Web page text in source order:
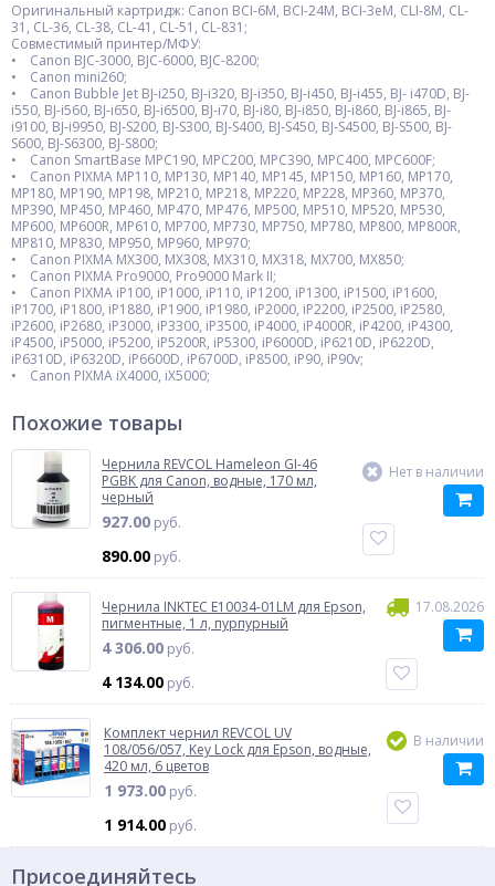
Оригинальный картридж: Canon BCI-6M, BCI-24M, BCI-3eM, CLI-8M, CL-
31, CL-36, CL-38, CL-41, CL-51, CL-831;
Совместимый принтер/МФУ:
• Canon BJC-3000, BJC-6000, BJC-8200;
• Canon mini260;
• Canon Bubble Jet BJ-i250, BJ-i320, BJ-i350, BJ-i450, BJ-i455, BJ- i470D, BJ-
i550, BJ-i560, BJ-i650, BJ-i6500, BJ-i70, BJ-i80, BJ-i850, BJ-i860, BJ-i865, BJ-
i9100, BJ-i9950, BJ-S200, BJ-S300, BJ-S400, BJ-S450, BJ-S4500, BJ-S500, BJ-
S600, BJ-S6300, BJ-S800;
• Canon SmartBase MPC190, MPC200, MPC390, MPC400, MPC600F;
• Canon PIXMA MP110, MP130, MP140, MP145, MP150, MP160, MP170,
MP180, MP190, MP198, MP210, MP218, MP220, MP228, MP360, MP370,
MP390, MP450, MP460, MP470, MP476, MP500, MP510, MP520, MP530,
MP600, MP600R, MP610, MP700, MP730, MP750, MP780, MP800, MP800R,
MP810, MP830, MP950, MP960, MP970;
• Canon PIXMA MX300, MX308, MX310, MX318, MX700, MX850;
• Canon PIXMA Pro9000, Pro9000 Mark II;
• Canon PIXMA iP100, iP1000, iP110, iP1200, iP1300, iP1500, iP1600,
iP1700, iP1800, iP1880, iP1900, iP1980, iP2000, iP2200, iP2500, iP2580,
iP2600, iP2680, iP3000, iP3300, iP3500, iP4000, iP4000R, iP4200, iP4300,
iP4500, iP5000, iP5200, iP5200R, iP5300, iP6000D, iP6210D, iP6220D,
iP6310D, iP6320D, iP6600D, iP6700D, iP8500, iP90, iP90v;
• Canon PIXMA iX4000, iX5000;
Похожие товары
Чернила REVCOL Hameleon GI-46
PGBK для Canon, водные, 170 мл,
черный
927.00 руб.
890.00 руб.
Нет в наличии
Чернила INKTEC E10034-01LM для Epson,
пигментные, 1 л, пурпурный
4 306.00 руб.
4 134.00 руб.
17.08.2026
Комплект чернил REVCOL UV
108/056/057, Key Lock для Epson, водные,
420 мл, 6 цветов
1 973.00 руб.
1 914.00 руб.
В наличии
Присоединяйтесь